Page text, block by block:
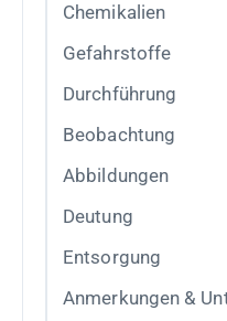
Chemikalien
Gefahrstoffe
Durchführung
Beobachtung
Abbildungen
Deutung
Entsorgung
Anmerkungen &